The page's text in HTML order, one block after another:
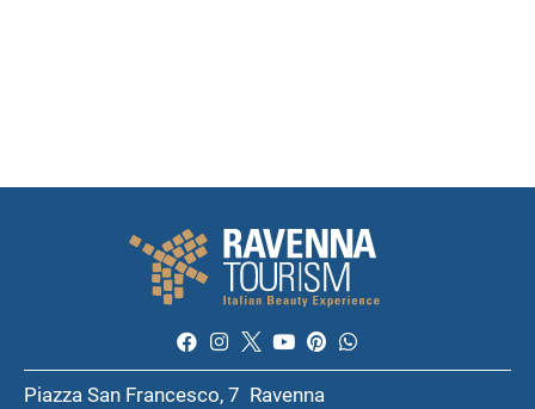
Piazza San Francesco, 7 Ravenna